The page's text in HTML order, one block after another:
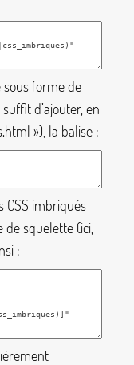
sous forme de
d’ajouter, en
»), la balise :
CSS imbriqués
squelette (ici,
: